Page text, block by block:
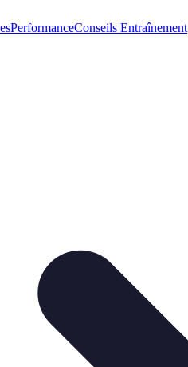
PerformanceConseils Entraînement